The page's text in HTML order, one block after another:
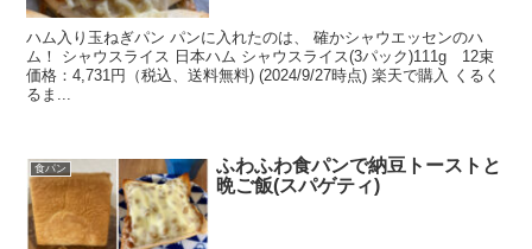
ハム入り玉ねぎパン パンに入れたのは、 確かシャウエッセンのハ
ム！ シャウスライス 日本ハム シャウスライス(3パック)111g 12束
価格：4,731円（税込、送料無料) (2024/9/27時点) 楽天で購入 くるく
るま...
食パン
ふわふわ食パンで納豆トーストと
晩ご飯(スパゲティ)